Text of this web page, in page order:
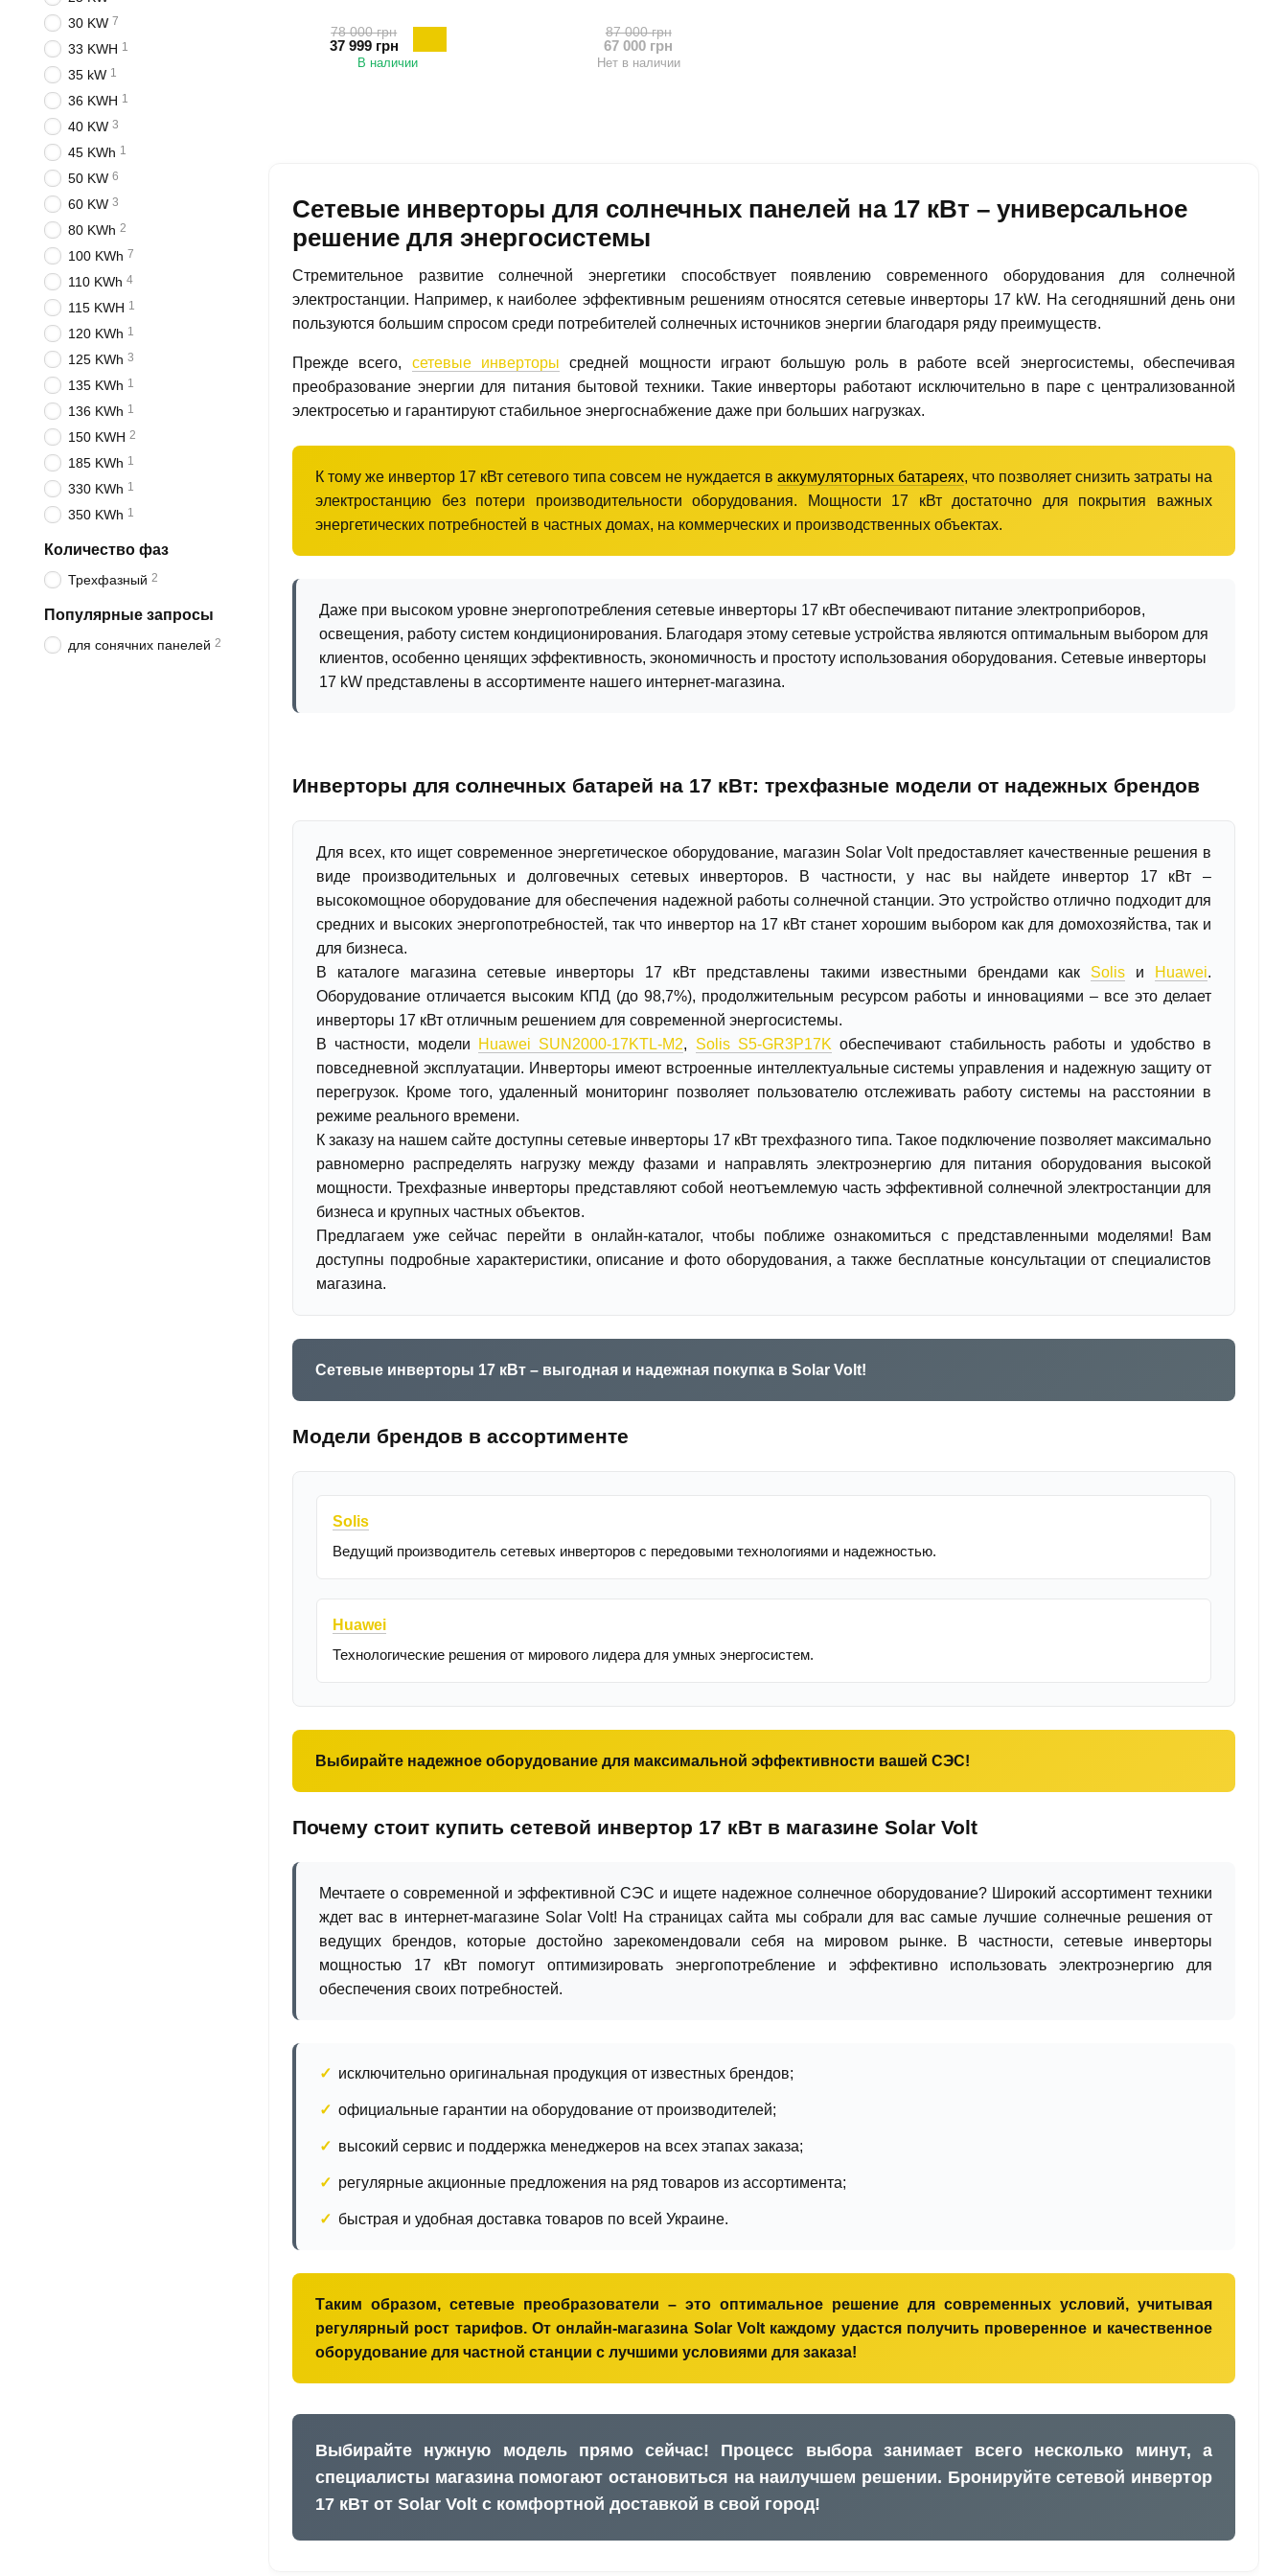
Сетевые инверторы для солнечных панелей на 17 кВт – универсальное
решение для энергосистемы
Стремительное развитие солнечной энергетики способствует появлению современного оборудования для солнечной
электростанции. Например, к наиболее эффективным решениям относятся сетевые инверторы 17 kW. На сегодняшний день они
пользуются большим спросом среди потребителей солнечных источников энергии благодаря ряду преимуществ.
Прежде всего, сетевые инверторы средней мощности играют большую роль в работе всей энергосистемы, обеспечивая
преобразование энергии для питания бытовой техники. Такие инверторы работают исключительно в паре с централизованной
электросетью и гарантируют стабильное энергоснабжение даже при больших нагрузках.
К тому же инвертор 17 кВт сетевого типа совсем не нуждается в аккумуляторных батареях, что позволяет снизить затраты на
электростанцию ​​без потери производительности оборудования. Мощности 17 кВт достаточно для покрытия важных
энергетических потребностей в частных домах, на коммерческих и производственных объектах.
Даже при высоком уровне энергопотребления сетевые инверторы 17 кВт обеспечивают питание электроприборов,
освещения, работу систем кондиционирования. Благодаря этому сетевые устройства являются оптимальным выбором для
клиентов, особенно ценящих эффективность, экономичность и простоту использования оборудования. Сетевые инверторы
17 kW представлены в ассортименте нашего интернет-магазина.
Инверторы для солнечных батарей на 17 кВт: трехфазные модели от надежных брендов
Для всех, кто ищет современное энергетическое оборудование, магазин Solar Volt предоставляет качественные решения в
виде производительных и долговечных сетевых инверторов. В частности, у нас вы найдете инвертор 17 кВт –
высокомощное оборудование для обеспечения надежной работы солнечной станции. Это устройство отлично подходит для
средних и высоких энергопотребностей, так что инвертор на 17 кВт станет хорошим выбором как для домохозяйства, так и
для бизнеса.
В каталоге магазина сетевые инверторы 17 кВт представлены такими известными брендами как Solis и Huawei.
Оборудование отличается высоким КПД (до 98,7%), продолжительным ресурсом работы и инновациями – все это делает
инверторы 17 кВт отличным решением для современной энергосистемы.
В частности, модели
Huawei SUN2000-17KTL-M2, Solis S5-GR3P17K обеспечивают стабильность работы и удобство в
повседневной эксплуатации. Инверторы имеют встроенные интеллектуальные системы управления и надежную защиту от
перегрузок. Кроме того, удаленный мониторинг позволяет пользователю отслеживать работу системы на расстоянии в
режиме реального времени.
К заказу на нашем сайте доступны сетевые инверторы 17 кВт трехфазного типа. Такое подключение позволяет максимально
равномерно распределять нагрузку между фазами и направлять электроэнергию для питания оборудования высокой
мощности. Трехфазные инверторы представляют собой неотъемлемую часть эффективной солнечной электростанции для
бизнеса и крупных частных объектов.
Предлагаем уже сейчас перейти в онлайн-каталог, чтобы поближе ознакомиться с представленными моделями! Вам
доступны подробные характеристики, описание и фото оборудования, а также бесплатные консультации от специалистов
магазина.
Сетевые инверторы 17 кВт – выгодная и надежная покупка в Solar Volt!
Модели брендов в ассортименте
Solis
Ведущий производитель сетевых инверторов с передовыми технологиями и надежностью.
Huawei
Технологические решения от мирового лидера для умных энергосистем.
Выбирайте надежное оборудование для максимальной эффективности вашей СЭС!
Почему стоит купить сетевой инвертор 17 кВт в магазине Solar Volt
Мечтаете о современной и эффективной СЭС и ищете надежное солнечное оборудование? Широкий ассортимент техники
ждет вас в интернет-магазине Solar Volt! На страницах сайта мы собрали для вас самые лучшие солнечные решения от
ведущих брендов, которые достойно зарекомендовали себя на мировом рынке. В частности, сетевые инверторы
мощностью 17 кВт помогут оптимизировать энергопотребление и эффективно использовать электроэнергию для
обеспечения своих потребностей.
исключительно оригинальная продукция от известных брендов;
официальные гарантии на оборудование от производителей;
высокий сервис и поддержка менеджеров на всех этапах заказа;
регулярные акционные предложения на ряд товаров из ассортимента;
быстрая и удобная доставка товаров по всей Украине.
Таким образом, сетевые преобразователи – это оптимальное решение для современных условий, учитывая
регулярный рост тарифов. От онлайн-магазина Solar Volt каждому удастся получить проверенное и качественное
оборудование для частной станции с лучшими условиями для заказа!
Выбирайте нужную модель прямо сейчас! Процесс выбора занимает всего несколько минут, а
специалисты магазина помогают остановиться на наилучшем решении. Бронируйте сетевой инвертор
17 кВт от Solar Volt с комфортной доставкой в ​​свой город!
78 000 грн
37 999 грн
В наличии
87 000 грн
67 000 грн
Нет в наличии
30 KW 7
33 KWH 1
35 kW 1
36 KWH 1
40 KW 3
45 KWh 1
50 KW 6
60 KW 3
80 KWh 2
100 KWh 7
110 KWh 4
115 KWH 1
120 KWh 1
125 KWh 3
135 KWh 1
136 KWh 1
150 KWH 2
185 KWh 1
330 KWh 1
350 KWh 1
Количество фаз
Трехфазный 2
Популярные запросы
для сонячних панелей 2